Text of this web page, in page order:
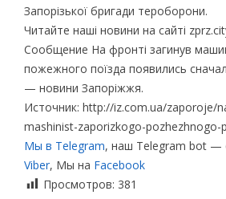
Запорізької бригади тероборони.
Читайте наші новини на сайті
Сообщение На фронті загинув
пожежного поїзда появились
— новини Запоріжжя.
Источник: http://iz.com.ua/zaporoje/
mashinist-zaporizkogo-pozhezhnogo-
Мы в Telegram, наш Telegram bot —
Viber, Мы на Facebook
Просмотров: 381